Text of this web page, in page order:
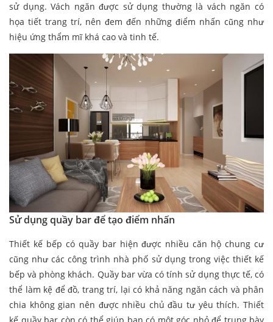
sử dụng. Vách ngăn được sử dụng thường là vách ngăn có
họa tiết trang trí, nên đem đến những điểm nhấn cũng như
hiệu ứng thẩm mĩ khá cao và tinh tế.
Sử dụng quầy bar để tạo điểm nhấn
Thiết kế bếp có quầy bar hiện được nhiều căn hộ chung cư
cũng như các công trình nhà phố sử dụng trong việc thiết kế
bếp và phòng khách. Quầy bar vừa có tính sử dụng thực tế, có
thể làm kệ để đồ, trang trí, lại có khả năng ngăn cách và phân
chia không gian nên được nhiều chủ đầu tư yêu thích. Thiết